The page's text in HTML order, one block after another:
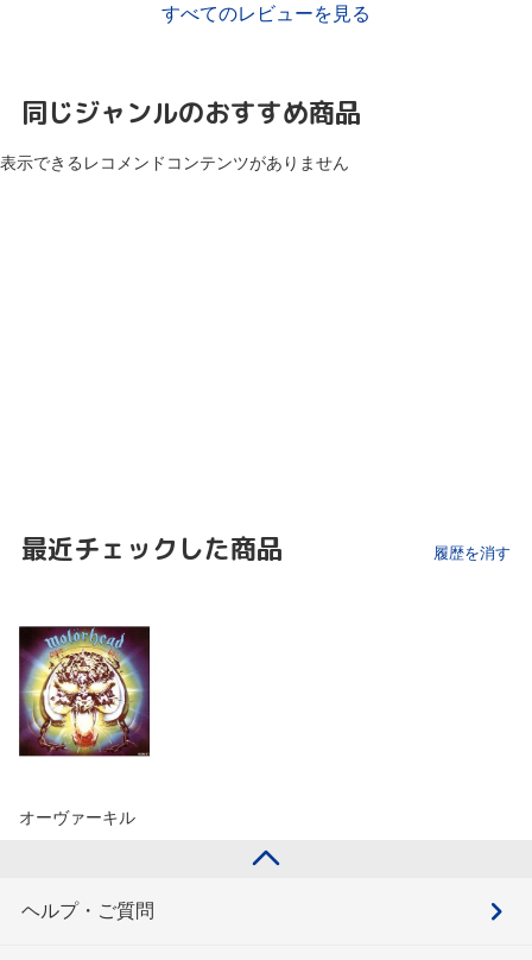
すべてのレビューを見る
同じジャンルのおすすめ商品
表示できるレコメンドコンテンツがありません
最近チェックした商品 履歴を消す
オーヴァーキル
ヘルプ・ご質問